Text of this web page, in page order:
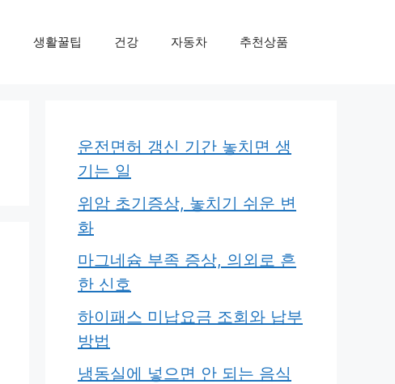
생활꿀팁 건강 자동차 추천상품
운전면허 갱신 기간 놓치면 생
기는 일
위암 초기증상, 놓치기 쉬운 변
화
마그네슘 부족 증상, 의외로 흔
한 신호
하이패스 미납요금 조회와 납부
방법
냉동실에 넣으면 안 되는 음식